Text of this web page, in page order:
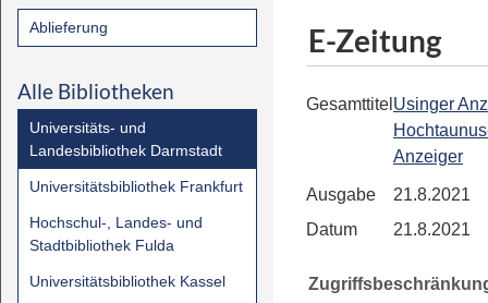
Ablieferung
Alle Bibliotheken
Universitäts- und
Landesbibliothek Darmstadt
Universitätsbibliothek Frankfurt
Hochschul-, Landes- und
Stadtbibliothek Fulda
Universitätsbibliothek Kassel
E-Zeitung
Gesamttitel Usinger
Anzeiger
Ausgabe
21.8.2021
Datum
21.8.2021